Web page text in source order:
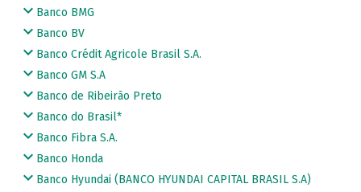
Banco BMG
Banco BV
Banco Crédit Agricole Brasil S.A.
Banco GM S.A
Banco de Ribeirão Preto
Banco do Brasil*
Banco Fibra S.A.
Banco Honda
Banco Hyundai (BANCO HYUNDAI CAPITAL BRASIL S.A)